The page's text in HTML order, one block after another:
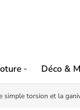
Déco &
simple torsion et la